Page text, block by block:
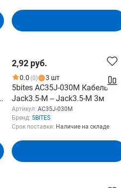
2,92 руб.
0.0 (0) 3 шт
5bites AC35J-030M Кабель
Jack3.5-M -- Jack3.5-M 3м
Артикул: AC35J-030M
Бренд: 5BITES
Срок поставки: Наличие на складе